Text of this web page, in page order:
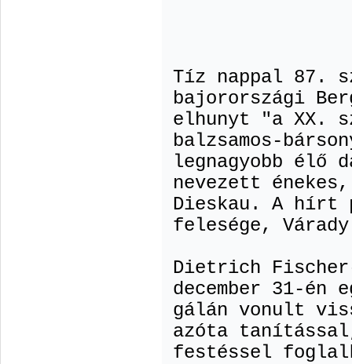
Tíz nappal 87.
bajorországi
elhunyt "a XX.
balzsamos-
legnagyobb élő
nevezett
Dieskau. A hírt
felesége,
Dietrich
december 31-
gálán vonult
azóta
festéssel